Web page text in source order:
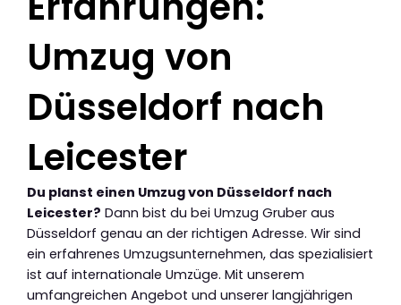
Umzug von
Düsseldorf nach
Leicester
Du planst einen Umzug von Düsseldorf nach
Leicester? Dann bist du bei Umzug Gruber aus
Düsseldorf genau an der richtigen Adresse. Wir sind
ein erfahrenes Umzugsunternehmen, das spezialisiert
ist auf internationale Umzüge. Mit unserem
umfangreichen Angebot und unserer langjährigen